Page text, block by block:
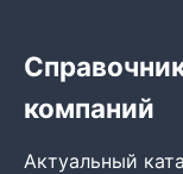
компаний
Актуальный